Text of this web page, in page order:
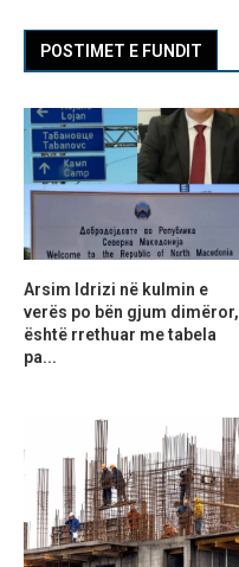
POSTIMET E FUNDIT
Arsim Idrizi në kulmin e
verës po bën gjum dimëror,
është rrethuar me tabela
pa...